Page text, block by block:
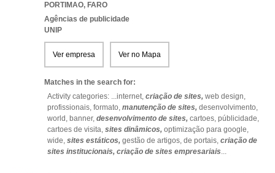
PORTIMAO, FARO
Agências de publicidade
UNIP
Ver empresa Ver no Mapa
Matches in the search for:
Activity categories: ...internet, criação de sites, web design,
profissionais, formato, manutenção de sites, desenvolvimento,
world, banner, desenvolvimento de sites, cartoes, públicidade,
cartoes de visita, sites dinâmicos, optimização para google,
wide, sites estáticos, gestão de artigos, de portais, criação de
sites institucionais, criação de sites empresariais...